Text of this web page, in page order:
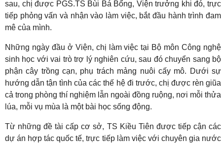
sau, chị được PGS.TS Bùi Bá Bổng, Viện trưởng khi đó, trực
tiếp phỏng vấn và nhận vào làm việc, bắt đầu hành trình đam
mê của mình.
Những ngày đầu ở Viện, chị làm việc tại Bộ môn Công nghệ
sinh học với vai trò trợ lý nghiên cứu, sau đó chuyển sang bộ
phận cây trồng cạn, phụ trách mảng nuôi cấy mô. Dưới sự
hướng dẫn tận tình của các thế hệ đi trước, chị được rèn giũa
cả trong phòng thí nghiệm lẫn ngoài đồng ruộng, nơi mỗi thửa
lúa, mỗi vụ mùa là một bài học sống động.
Từ những đề tài cấp cơ sở, TS Kiều Tiên được tiếp cận các
dự án hợp tác quốc tế, trực tiếp làm việc với chuyên gia nước